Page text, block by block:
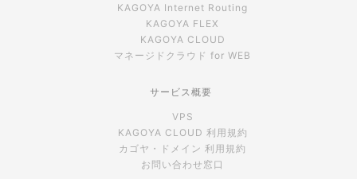
KAGOYA Internet Routing
KAGOYA FLEX
KAGOYA CLOUD
マネージドクラウド for WEB
サービス概要
VPS
KAGOYA CLOUD 利用規約
カゴヤ・ドメイン 利用規約
お問い合わせ窓口